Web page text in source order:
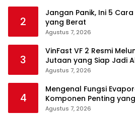
2
Jangan Panik, Ini 5
yang Berat
Agustus 7, 2026
3
VinFast VF 2 Resmi
Jutaan yang Siap Jadi
Motor
Agustus 7, 2026
4
Mengenal Fungsi
Komponen Penting
Agustus 7, 2026